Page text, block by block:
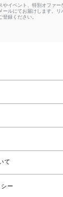
やイベント、特別オファ
ールにてお届けします。リ
録ください。
ム
クス
て
ー